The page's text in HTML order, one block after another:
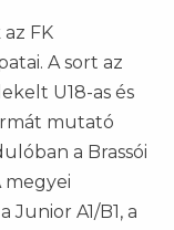
FK
A sort az
U18-as és
mutató
a Brassói
megyei
A1/B1, a